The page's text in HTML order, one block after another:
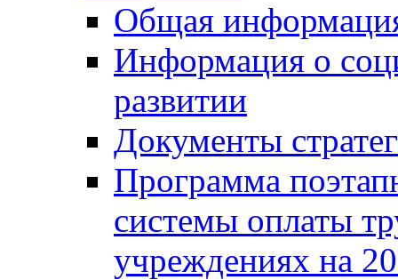
Общая
Информация о
развитии
Документы
Программа
системы оплаты
учреждениях на